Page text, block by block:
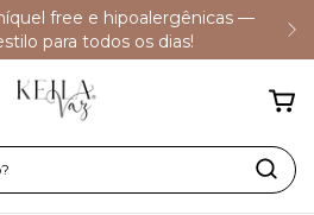
free e hipoalergênicas —
para todos os dias!